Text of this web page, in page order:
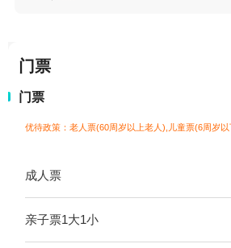
门票
门票
优待政策：老人票(60周岁以上老人),儿童票(6周岁
成人票
亲子票1大1小